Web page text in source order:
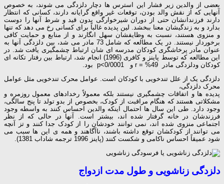
بعضی از والدین زیر فشار این استرس ها دچار دلزدگی می شوند، به خصوص
آنهایی که از نقش والد بودن، توقعات غیر واقع گرایانه دارند، کسانی که انتظار
دارند فرزندانشان حتی از دوران شیرخوارگی بدون قید و شرط آنها را دوست
بدارد و به زندگیشان معنا ببخشد. لین پدیده غالباً برای کسانی رخ می دهد که تنها
و منزوی هستند، نسبت به وظایفشان سهل انگارند و از منابع و حمایت کافی
برخوردار نیستند. در یک مطالعه که شامل 73 مادر می شد، بین دلزدگی آنها به
عنوان مادر پرخاشگری کودکان مدرسه ای شان ارتباط چشمگیری یافت شد. در
این مطالعه که توسط پاینز و کافری (1996) انجام شد، ارتباط بین رفتار تکانه ای
کودکان ودلزدگی مادر r = %49 و p<0/0001 بود.
دلزدگی یک از علل تندخویی با کودکان است. عوامل محرک تندخویی مثل عوامل
محرک دلزدگی،
پدیده ها و اتفاقات چشمگیری نیستند بلکه معمولاً رخدادهای معمول روزمره و
مشکلاتی هستند که هنگام مراقبت از کودک، بخصوص از بدو تولد تا پنج سالگی،
وجود دارد. طی این سال ها احتمال اینکه والدین احساس کنند به واسطه وجود
فرزندشان در خانه گرفتار شده اند، بیشتر است. آنها در حالی که از نظر
اجتماعی منزوی شده اند، نمی توانند خودشان را از کودک جدا کنند و تز آنچه
می توانند از کودکشان توقع داشته باشند، ناآگاهند و همه ی این ها سبب می
شود عمیقاً احساس ناکامی و شکست کنند (پاینز 1996 ترجمه شاداب 1381).
دلزدگی زناشویی و طول مدت ازدواج